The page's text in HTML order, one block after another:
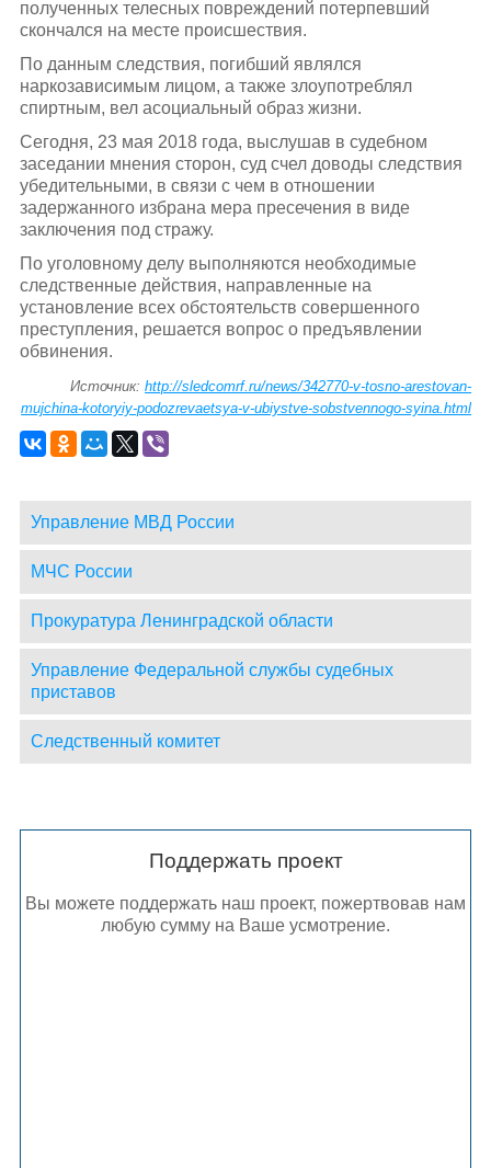
полученных телесных повреждений потерпевший
скончался на месте происшествия.
По данным следствия, погибший являлся
наркозависимым лицом, а также злоупотреблял
спиртным, вел асоциальный образ жизни.
Сегодня, 23 мая 2018 года, выслушав в судебном
заседании мнения сторон, суд счел доводы следствия
убедительными, в связи с чем в отношении
задержанного избрана мера пресечения в виде
заключения под стражу.
По уголовному делу выполняются необходимые
следственные действия, направленные на
установление всех обстоятельств совершенного
преступления, решается вопрос о предъявлении
обвинения.
Источник:http://sledcomrf.ru/news/342770-v-tosno-arestovan-
mujchina-kotoryiy-podozrevaetsya-v-ubiystve-sobstvennogo-syina.html
Управление МВД России
МЧС России
Прокуратура Ленинградской области
Управление Федеральной службы судебных
приставов
Следственный комитет
Поддержать проект
Вы можете поддержать наш проект, пожертвовав нам
любую сумму на Ваше усмотрение.